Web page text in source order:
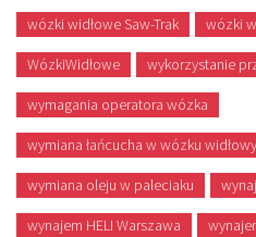
wózki widłowe Saw-Trak wózki
WózkiWidłowe wykorzystanie
wymagania operatora wózka
wymiana łańcucha w wózku
wymiana oleju w paleciaku
wynajem HELI Warszawa